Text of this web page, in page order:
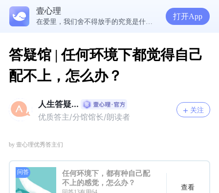
壹心理
5300万人在这里获得专业心理帮助
打开App
答疑馆 | 任何环境下都觉得自己
配不上，怎么办？
人生答疑...
优质答主/分馆馆长/朗读者
关注
by 壹心理优秀答主们
问答
任何环境下，都有种自己配
不上的感觉，怎么办？
查看